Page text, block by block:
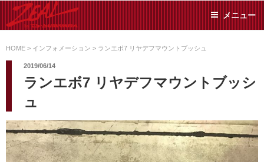
ン
ツ
ッ
プ
SUMIYAMA
た日常メンテから各種チ
ューニングまで、車に関
リーでお任せください!
メニュー
HOME > インフォメーション > ランエボ7 リヤデフマウントブッシュ
2019/06/14
ランエボ7 リヤデフマウントブッシ
ュ